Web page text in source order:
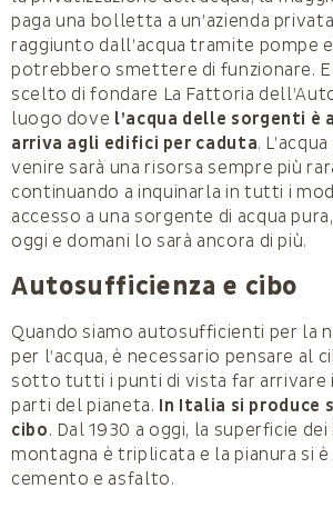
paga una bolletta a un’azienda
raggiunto dall’acqua tramite pompe
potrebbero smettere di funzionare.
scelto di fondare La Fattoria
luogo dove l’acqua delle sorgenti
arriva agli edifici per caduta.
venire sarà una risorsa sempre più
continuando a inquinarla in tutti i
accesso a una sorgente di acqua
oggi e domani lo sarà ancora di più.
Autosufficienza e cibo
Quando siamo autosufficienti per la
per l’acqua, è necessario pensare al
sotto tutti i punti di vista far arrivare
parti del pianeta. In Italia si produce
cibo. Dal 1930 a oggi, la superficie
montagna è triplicata e la pianura si
cemento e asfalto.